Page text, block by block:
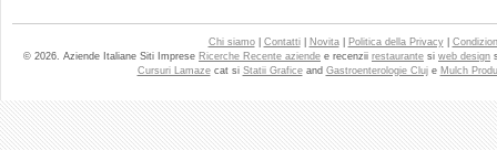
Chi siamo| Contatti| Novita| Politica della Privacy|
© 2026. Aziende Italiane Siti Imprese Ricerche Recente aziende e recenzii restaurante si web design
Cursuri Lamazecat si Statii Graficeand Gastroenterologie Cluje Mulch